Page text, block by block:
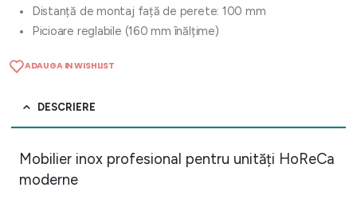
Distanță de montaj față de perete: 100 mm
Picioare reglabile (160 mm înălțime)
ADAUGA IN WISHLIST
DESCRIERE
Mobilier inox profesional pentru unități HoReCa
moderne